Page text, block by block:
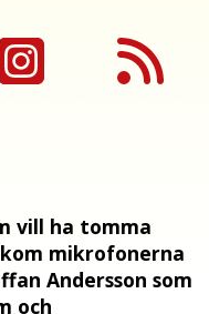
vill ha tomma
mikrofonerna
Andersson som
och